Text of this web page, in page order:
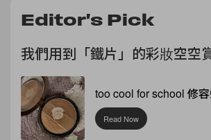
Editor's Pick
我們用到「鐵片」的彩妝空空
too cool for school 修
Read Now